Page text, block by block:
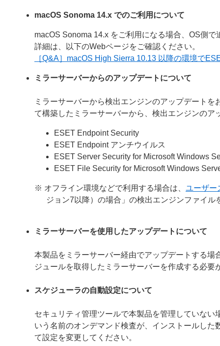
macOS Sonoma 14.x でのご利用について
macOS Sonoma 14.x をご利用になる場合、OS側
詳細は、以下のWebページをご確認ください。
［Q&A］macOS High Sierra 10.13 以降の環境で
ミラーサーバーからのアップデートについて
ミラーサーバーから検出エンジンのアップデート
て構築したミラーサーバーから、検出エンジンのア
ESET Endpoint Security
ESET Endpoint アンチウイルス
ESET Server Security for Microsoft Windows
ESET File Security for Microsoft Windows
※ オフライン環境などで利用する場合は、 ユーザー
ジョン7以降）の場合」の検出エンジンファイル
ミラーサーバーを使用したアップデートについて
本製品をミラーサーバー経由でアップデートする
ジュールを取得したミラーサーバーを作成する必要
スケジューラの自動設定について
セキュリティ管理ツールで本製品を管理していな
いう名前のオンデマンド検査が、インストールし
て設定を変更してください。